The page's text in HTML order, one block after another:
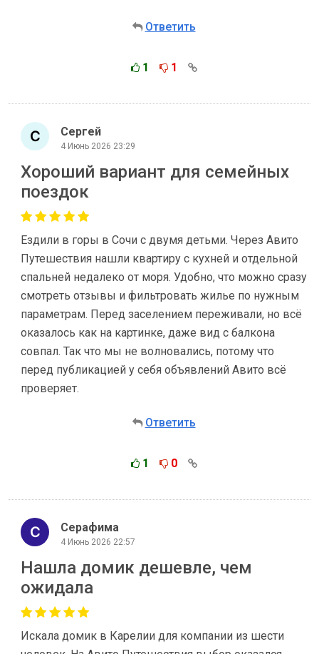
Ответить
1 1
Сергей
4 Июнь 2026 23:29
Хороший вариант для семейных
поездок
Ездили в горы в Сочи с двумя детьми. Через Авито
Путешествия нашли квартиру с кухней и отдельной
спальней недалеко от моря. Удобно, что можно сразу
смотреть отзывы и фильтровать жилье по нужным
параметрам. Перед заселением переживали, но всё
оказалось как на картинке, даже вид с балкона
совпал. Так что мы не волновались, потому что
перед публикацией у себя объявлений Авито всё
проверяет.
Ответить
1 0
Серафима
4 Июнь 2026 22:57
Нашла домик дешевле, чем
ожидала
Искала домик в Карелии для компании из шести